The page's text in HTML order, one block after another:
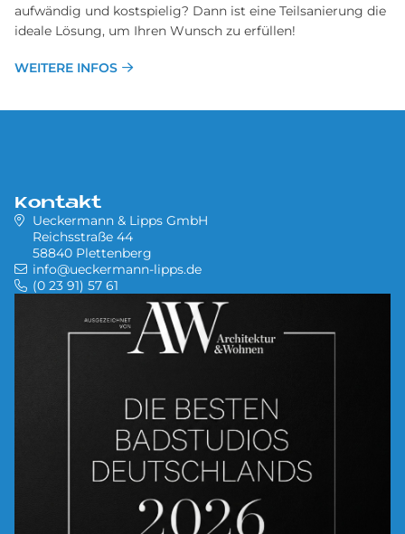
aufwändig und kostspielig? Dann ist eine Teilsanierung die
ideale Lösung, um Ihren Wunsch zu erfüllen!
WEITERE INFOS
Kontakt
Ueckermann & Lipps GmbH
Reichsstraße 44
58840 Plettenberg
info@ueckermann-lipps.de
(0 23 91) 57 61